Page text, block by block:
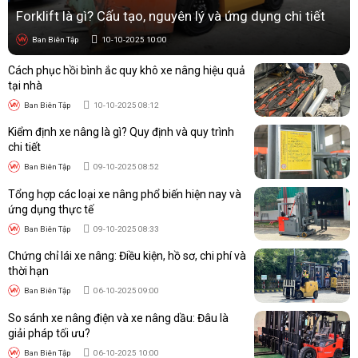
Giá trên chỉ mang tính tham khảo và có thể thay đổi theo
chương trình của địa lý. Để nhận báo giá chính xác và ưu đãi
mới nhất, khách hàng nên liên hệ
- đại lý
phân phối xe mặt bàn chính hãng. Chúng tôi cung cấp thiết bị
nâng mặt bàn từ nhiều thương hiệu nổi tiếng như Noblelift,
Eoslift, Meditek, Niuli,..
Xem ngay: Xe nâng mặt bàn chân đạp 500kgdành
cho công nghiệp
Nên mua xe nâng mặt bàn 750kg chính
hãng ở đâu?
xe nâng mặt bàn 750kgchính
hãng, uy tín và giá tốt,Vạn Kim Nguyên là lựa chọn đáng tin
cậy được nhiều khách hàng tin dùng. Chúng tôi chuyên nhập
khẩu và phân phối các dòng xe nâng mặt bàn, xe nâng tay, xe
nâng điện… từ những thương hiệu nổi tiếng. Tất cả sản phẩm
đều đảm bảo chính hãng 100%, có đầy đủ chứng từ CO/CQ,
giúp khách hàng yên tâm về chất lượng.
Forklift là gì? Cấu tạo, nguyên lý và ứng dụng chi tiết
Ban Biên Tập 10-10-2025 10:00
Cách phục hồi bình ắc quy khô xe nâng hiệu quả
tại nhà
Ban Biên Tập 10-10-2025 08:12
Kiểm định xe nâng là gì? Quy định và quy trình
chi tiết
Ban Biên Tập 09-10-2025 08:52
Tổng hợp các loại xe nâng phổ biến hiện nay và
ứng dụng thực tế
Ban Biên Tập 09-10-2025 08:33
Chứng chỉ lái xe nâng: Điều kiện, hồ sơ, chi phí và
thời hạn
Ban Biên Tập 06-10-2025 09:00
So sánh xe nâng điện và xe nâng dầu: Đâu là
giải pháp tối ưu?
Ban Biên Tập 06-10-2025 10:00